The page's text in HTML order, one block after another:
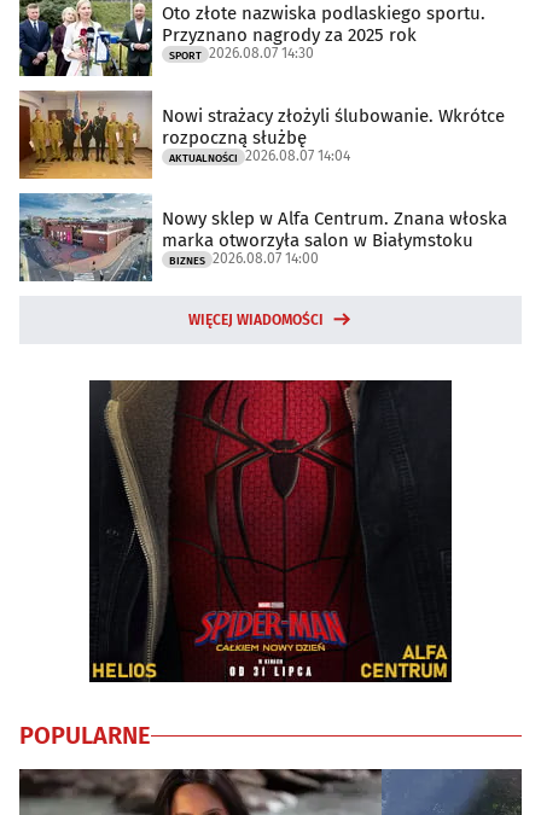
Oto złote nazwiska podlaskiego sportu.
Przyznano nagrody za 2025 rok
SPORT 2026.08.07 14:30
Nowi strażacy złożyli ślubowanie. Wkrótce
rozpoczną służbę
AKTUALNOŚCI 2026.08.07 14:04
Nowy sklep w Alfa Centrum. Znana włoska
marka otworzyła salon w Białymstoku
BIZNES 2026.08.07 14:00
WIĘCEJ WIADOMOŚCI
POPULARNE